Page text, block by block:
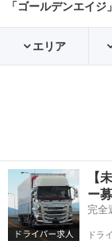
「ゴールデンエイ
エリア
【
ー
完全
ドラ